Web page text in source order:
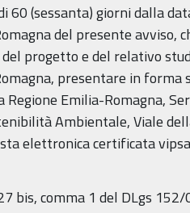
60 (sessanta) giorni dalla
del presente avviso,
progetto e del relativo
presentare in
Regione Emilia-Romagna,
Ambientale, Viale
elettronica certificata
bis, comma 1 del DLgs